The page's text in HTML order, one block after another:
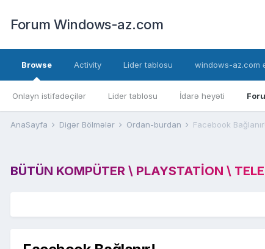
Forum Windows-az.com
Browse
Onlayn istifadəçilər Lider tablosu İdarə heyəti
Activity Lider tablosu windows-az.com
AnaSayfa Digər Bölmələr Ordan-burdan Facebook Bağlanır!
BÜTÜN KOMPÜTER \ PLAYSTATION \